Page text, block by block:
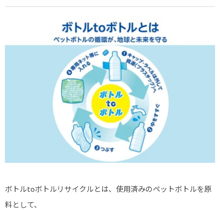
ボトルtoボトルリサイクルとは、使用済みのペットボトルを原
料として、
地下 シャワー/ロッカー室